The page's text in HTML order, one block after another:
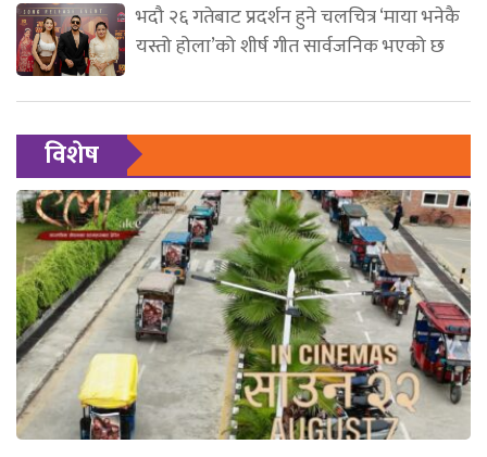
भदौ २६ गतेबाट प्रदर्शन हुने चलचित्र ‘माया भनेकै
यस्तो होला’को शीर्ष गीत सार्वजनिक भएको छ
विशेष